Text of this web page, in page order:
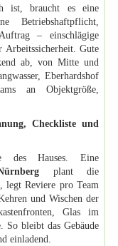
ist, braucht es eine
Betriebshaftpflicht,
– einschlägige
Arbeitssicherheit. Gute
ab, von Mitte und
Eberhardshof
an Objektgröße,
Checkliste und
des Hauses. Eine
plant die
legt Reviere pro Team
und Wischen der
Glas im
So bleibt das Gebäude
einladend.